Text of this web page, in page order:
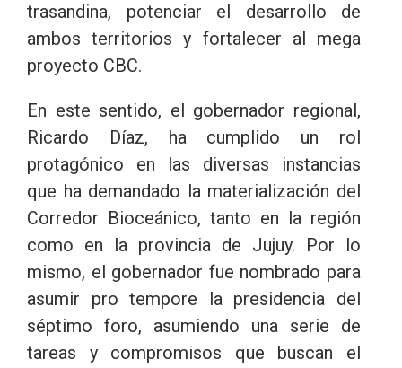
trasandina, potenciar el desarrollo de
ambos territorios y fortalecer al mega
proyecto CBC.
En este sentido, el gobernador regional,
Ricardo Díaz, ha cumplido un rol
protagónico en las diversas instancias
que ha demandado la materialización del
Corredor Bioceánico, tanto en la región
como en la provincia de Jujuy. Por lo
mismo, el gobernador fue nombrado para
asumir pro tempore la presidencia del
séptimo foro, asumiendo una serie de
tareas y compromisos que buscan el